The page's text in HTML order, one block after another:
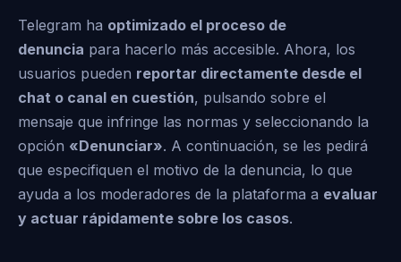
Telegram ha optimizado el proceso de
denuncia para hacerlo más accesible. Ahora, los
usuarios pueden reportar directamente desde el
chat o canal en cuestión, pulsando sobre el
mensaje que infringe las normas y seleccionando la
opción «Denunciar». A continuación, se les pedirá
que especifiquen el motivo de la denuncia, lo que
ayuda a los moderadores de la plataforma a evaluar
y actuar rápidamente sobre los casos.